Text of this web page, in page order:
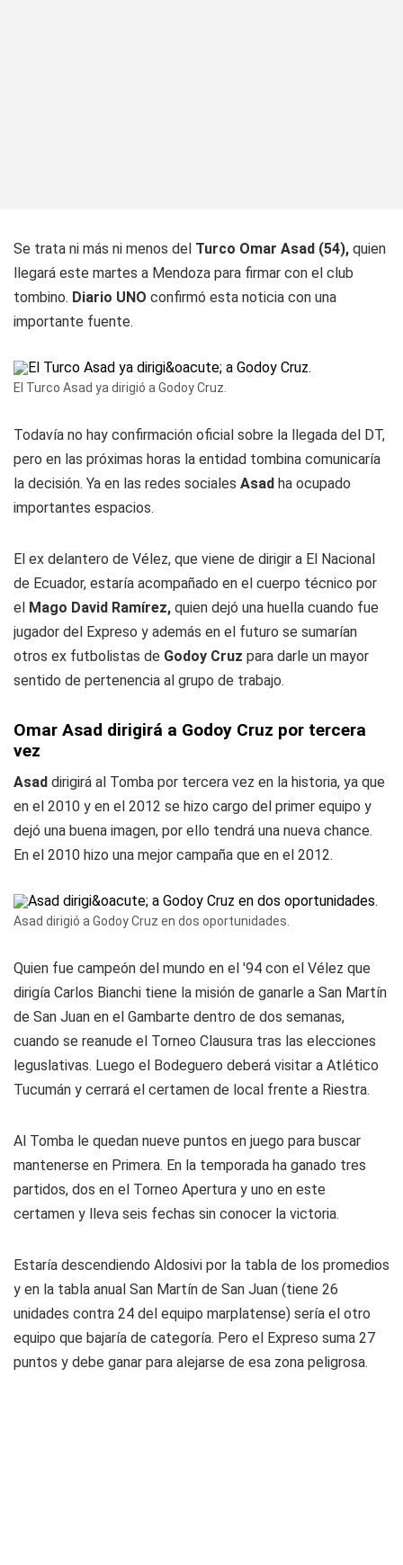
Se trata ni más ni menos del Turco Omar Asad (54), quien
llegará este martes a Mendoza para firmar con el club
tombino. Diario UNO confirmó esta noticia con una
importante fuente.
El Turco Asad ya dirigió a Godoy Cruz.
Todavía no hay confirmación oficial sobre la llegada del DT,
pero en las próximas horas la entidad tombina comunicaría
la decisión. Ya en las redes sociales Asad ha ocupado
importantes espacios.
El ex delantero de Vélez, que viene de dirigir a El Nacional
de Ecuador, estaría acompañado en el cuerpo técnico por
el Mago David Ramírez, quien dejó una huella cuando fue
jugador del Expreso y además en el futuro se sumarían
otros ex futbolistas de Godoy Cruz para darle un mayor
sentido de pertenencia al grupo de trabajo.
Omar Asad dirigirá a Godoy Cruz por tercera
vez
Asad dirigirá al Tomba por tercera vez en la historia, ya que
en el 2010 y en el 2012 se hizo cargo del primer equipo y
dejó una buena imagen, por ello tendrá una nueva chance.
En el 2010 hizo una mejor campaña que en el 2012.
Asad dirigió a Godoy Cruz en dos oportunidades.
Quien fue campeón del mundo en el '94 con el Vélez que
dirigía Carlos Bianchi tiene la misión de ganarle a San Martín
de San Juan en el Gambarte dentro de dos semanas,
cuando se reanude el Torneo Clausura tras las elecciones
leguslativas. Luego el Bodeguero deberá visitar a Atlético
Tucumán y cerrará el certamen de local frente a Riestra.
Al Tomba le quedan nueve puntos en juego para buscar
mantenerse en Primera. En la temporada ha ganado tres
partidos, dos en el Torneo Apertura y uno en este
certamen y lleva seis fechas sin conocer la victoria.
Estaría descendiendo Aldosivi por la tabla de los promedios
y en la tabla anual San Martín de San Juan (tiene 26
unidades contra 24 del equipo marplatense) sería el otro
equipo que bajaría de categoría. Pero el Expreso suma 27
puntos y debe ganar para alejarse de esa zona peligrosa.